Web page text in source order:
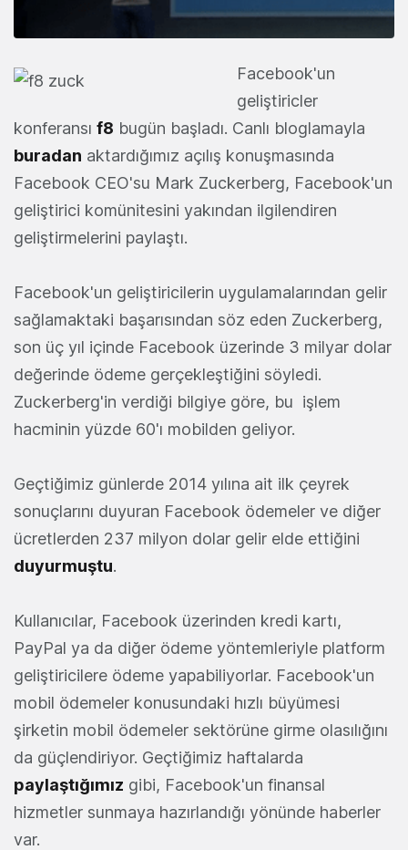
Facebook'un
geliştiricler
konferansı f8 bugün başladı. Canlı bloglamayla
buradan aktardığımız açılış konuşmasında
Facebook CEO'su Mark Zuckerberg, Facebook'un
geliştirici komünitesini yakından ilgilendiren
geliştirmelerini paylaştı.
Facebook'un geliştiricilerin uygulamalarından gelir
sağlamaktaki başarısından söz eden Zuckerberg,
son üç yıl içinde Facebook üzerinde 3 milyar dolar
değerinde ödeme gerçekleştiğini söyledi.
Zuckerberg'in verdiği bilgiye göre, bu işlem
hacminin yüzde 60'ı mobilden geliyor.
Geçtiğimiz günlerde 2014 yılına ait ilk çeyrek
sonuçlarını duyuran Facebook ödemeler ve diğer
ücretlerden 237 milyon dolar gelir elde ettiğini
duyurmuştu.
Kullanıcılar, Facebook üzerinden kredi kartı,
PayPal ya da diğer ödeme yöntemleriyle platform
geliştiricilere ödeme yapabiliyorlar. Facebook'un
mobil ödemeler konusundaki hızlı büyümesi
şirketin mobil ödemeler sektörüne girme olasılığını
da güçlendiriyor. Geçtiğimiz haftalarda
paylaştığımız gibi, Facebook'un finansal
hizmetler sunmaya hazırlandığı yönünde haberler
var.